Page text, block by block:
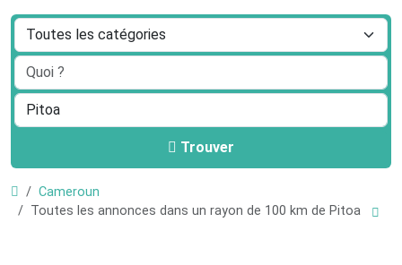
Trouver
Cameroun
Toutes les annonces dans un rayon de 100 km de Pitoa